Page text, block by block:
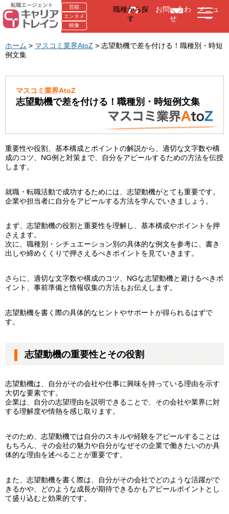
芸能
エンタメ
映像
職種から探
す
お問い合わ
せ
メニュ
ー
ホーム > マスコミ業界AtoZ > 志望動機で差を付ける！職種別・時短
例文集
マスコミ業界AtoZ
志望動機で差を付ける！職種別・時短例文集
重要性や役割、基本構成とポイントの解説から、適切な文字数や構
成のコツ、NG例と対策まで、自分をアピールするための方法を伝授
します。
就職・転職活動で成功するためには、志望動機がとても重要です。
企業や担当者に自分をアピールする方法を学んでいきましょう。
まず、志望動機の役割と重要性を理解し、基本構成やポイントを押
さえます。
次に、職種別・シチュエーション別の具体的な例文を参考に、書き
出しや締めくくりで押さえるべきポイントを見ていきます。
さらに、適切な文字数や構成のコツ、NGな志望動機と避けるべきポ
イント、事前準備と情報収集の方法もお伝えします。
志望動機を書く際の具体的なヒントやサポートが得られるはずで
す。
志望動機の重要性とその役割
志望動機は、自分がその会社や仕事に興味を持っている理由を示す
大切な要素です。
企業は、自分の志望理由を説明できることで、その会社や業界に対
する理解度や情熱を感じ取ります。
そのため、志望動機では自分のスキルや経験をアピールすることは
もちろん、その会社の魅力や自分がなぜその企業で働きたいのか具
体的な理由を述べることが重要です。
また、志望動機を書く際は、自分がその会社でどのような活躍がで
きるかや、どのような成長が期待できるかもアピールポイントとし
て盛り込むと効果的です。